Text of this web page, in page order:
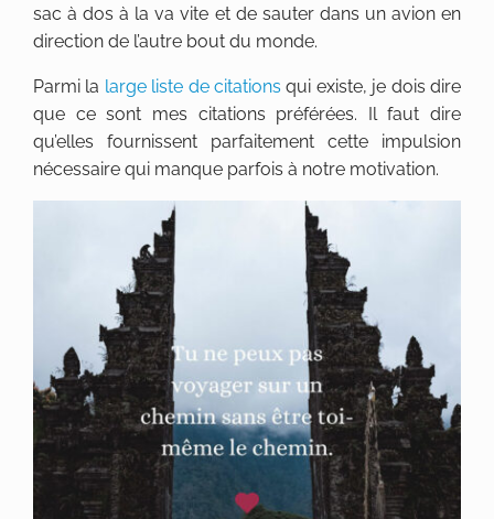
sac à dos à la va vite et de sauter dans un avion en
direction de l’autre bout du monde.
Parmi la large liste de citations qui existe, je dois dire
que ce sont mes citations préférées. Il faut dire
qu’elles fournissent parfaitement cette impulsion
nécessaire qui manque parfois à notre motivation.